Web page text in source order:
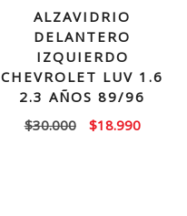
ALZAVIDRIO
DELANTERO
IZQUIERDO
CHEVROLET LUV 1.6
2.3 AÑOS 89/96
$30.000
El
$18.990El